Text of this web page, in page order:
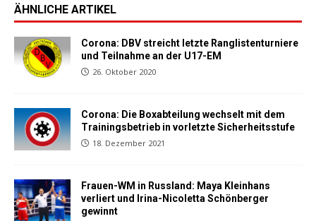
ÄHNLICHE ARTIKEL
Corona: DBV streicht letzte Ranglistenturniere
und Teilnahme an der U17-EM
26. Oktober 2020
Corona: Die Boxabteilung wechselt mit dem
Trainingsbetrieb in vorletzte Sicherheitsstufe
18. Dezember 2021
Frauen-WM in Russland: Maya Kleinhans
verliert und Irina-Nicoletta Schönberger
gewinnt